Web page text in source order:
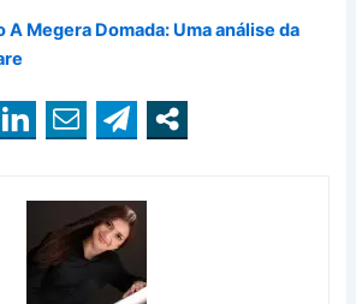
A Megera Domada: Uma análise da